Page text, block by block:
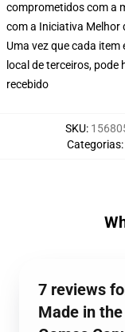
comprometidos com a
com a Iniciativa Melhor
Uma vez que cada
local de terceiros,
recebido
SKU:
Categorias:
7 reviews
Made in